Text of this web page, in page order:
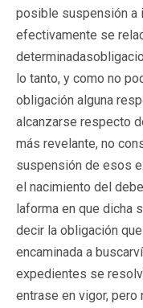
posible suspensión a
efectivamente se
lo tanto, y como no
obligación alguna
alcanzarse respecto
más revelante, no
suspensión de esos
el nacimiento del
laforma en que dicha
decir la obligación
encaminada a
expedientes se
entrase en vigor,